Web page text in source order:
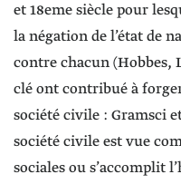
et 18eme siècle pour
la négation de l’état de
contre chacun (Hobbes,
clé ont contribué à
société civile : Gramsci
société civile est vue
sociales ou s’accomplit